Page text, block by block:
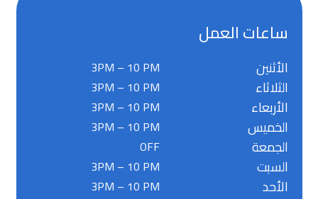
ساعات العمل
3PM – 10 PM الأثنين
3PM – 10 PM الثلاثاء
3PM – 10 PM الأربعاء
3PM – 10 PM الخميس
OFF الجمعة
3PM – 10 PM السبت
3PM – 10 PM الأحد